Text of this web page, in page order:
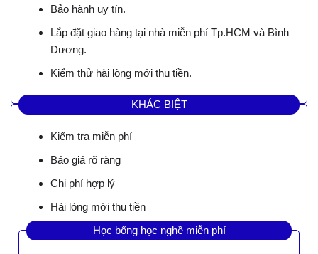
Bảo hành uy tín.
Lắp đặt giao hàng tại nhà miễn phí Tp.HCM và Bình
Dương.
Kiểm thử hài lòng mới thu tiền.
KHÁC BIỆT
Kiểm tra miễn phí
Báo giá rõ ràng
Chi phí hợp lý
Hài lòng mới thu tiền
Học bổng học nghề miễn phí